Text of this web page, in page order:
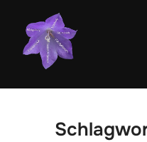
Inhalt
springen